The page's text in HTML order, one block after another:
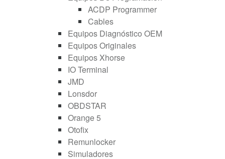
ACDP Programmer
Cables
Equipos Diagnóstico OEM
Equipos Originales
Equipos Xhorse
IO Terminal
JMD
Lonsdor
OBDSTAR
Orange 5
Otofix
Remunlocker
Simuladores